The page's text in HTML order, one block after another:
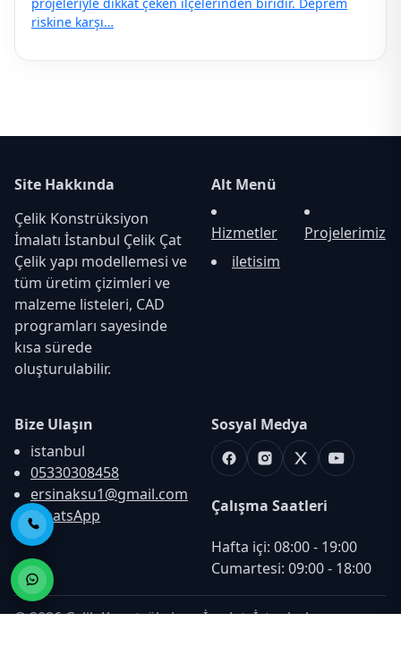
riskine karşı…
Site Hakkında
Çelik Konstrüksiyon
İmalatı İstanbul Çelik Çat
Çelik yapı modellemesi ve
tüm üretim çizimleri ve
malzeme listeleri, CAD
programları sayesinde
kısa sürede
oluşturulabilir.
Alt Menü
Hizmetler
Projelerimiz
iletisim
Bize Ulaşın
istanbul
05330308458
ersinaksu1@gmail.com
WhatsApp
Sosyal Medya
FacebookInstagram
X
Youtube
Çalışma Saatleri
Hafta içi: 08:00 - 19:00
Cumartesi: 09:00 - 18:00
© 2026 Çelik Konstrüksiyon İmalatı İstanbul -
Telefon ile Ara